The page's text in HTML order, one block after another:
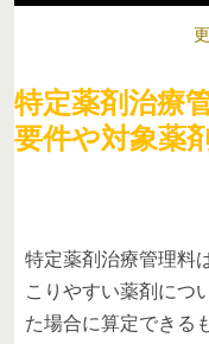
特定薬剤治療
要件や対象薬
特定薬剤治療管理料
こりやすい薬剤につ
た場合に算定できる